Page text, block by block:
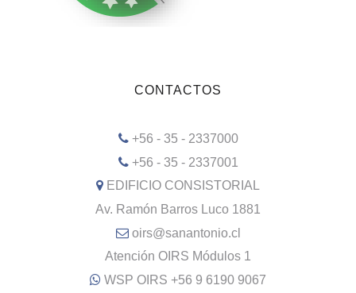
CONTACTOS
+56 - 35 - 2337000
+56 - 35 - 2337001
EDIFICIO CONSISTORIAL
Av. Ramón Barros Luco 1881
oirs@sanantonio.cl
Atención OIRS Módulos 1
WSP OIRS +56 9 6190 9067